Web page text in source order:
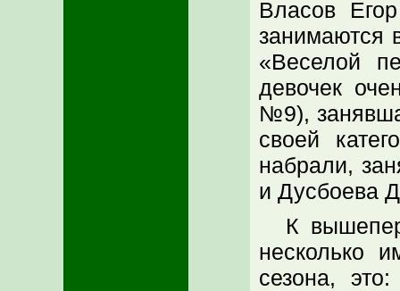
Власов
занимаются
«Веселой
девочек
№9),
своей
набрали,
и Дусбоева
К
несколько
сезона,